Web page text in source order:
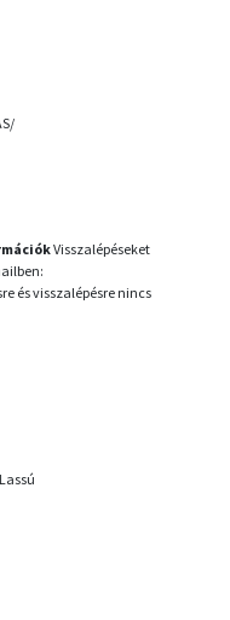
Visszalépéseket
és visszalépésre nincs